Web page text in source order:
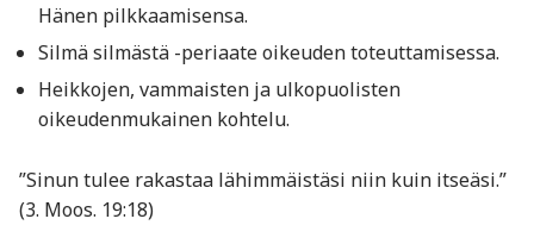
Hänen pilkkaamisensa.
Silmä silmästä -periaate oikeuden toteuttamisessa.
Heikkojen, vammaisten ja ulkopuolisten
oikeudenmukainen kohtelu.
”Sinun tulee rakastaa lähimmäistäsi niin kuin itseäsi.”
(3. Moos. 19:18)